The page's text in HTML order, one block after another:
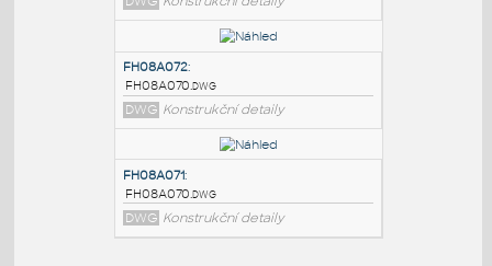
FH08A074
FH08A070.dwg
DWG
:
FH08A070.dwg
DWG Konstrukční detaily